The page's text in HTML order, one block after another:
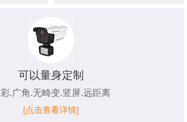
可以量身定制
.广角.无畸变.竖屏.远距离
[点击查看详情]